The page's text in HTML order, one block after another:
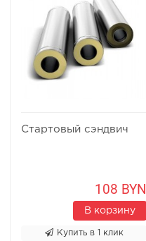
Стартовый сэндвич
108 BYN
В корзину
Купить в 1 клик